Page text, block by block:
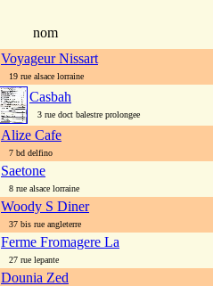
nom
Voyageur Nissart
19 rue alsace lorraine
Casbah
3 rue doct balestre prolongee
Alize Cafe
7 bd delfino
Saetone
8 rue alsace lorraine
Woody S Diner
37 bis rue angleterre
Ferme Fromagere La
27 rue lepante
Dounia Zed